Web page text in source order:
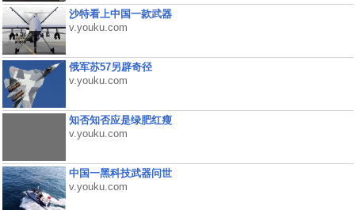
沙特看上中国一款武器
v.youku.com
俄军苏57另辟奇径
v.youku.com
知否知否应是绿肥红瘦
v.youku.com
中国一黑科技武器问世
v.youku.com